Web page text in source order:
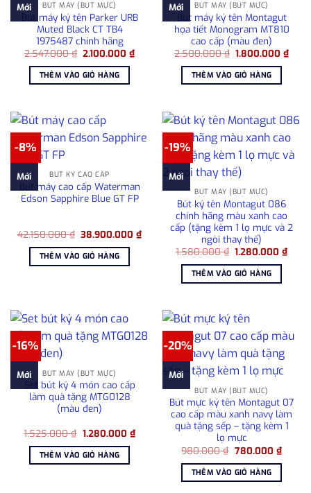
Mới BÚT MÁY (BÚT MỰC)
Bút máy ký tên Parker URB
Muted Black CT TB4
1975487 chính hãng
2.547.000₫ Giá
là:
2.547.000 ₫.
2.100.000₫Giá
hiện
2.100.000 ₫.
THÊM VÀO GIỎ HÀNG
Mới BÚT MÁY (BÚT MỰC)
Bút máy ký tên Montagut
họa tiết Monogram MT810
cao cấp (màu đen)
2.500.000₫ Giá
là:
2.500.000 ₫.
1.800.000₫Giá
hiện
THÊM VÀO GIỎ HÀNG
-8%
Mới BÚT KÝ CAO CẤP
Bút máy cao cấp Waterman
Edson Sapphire Blue GT FP
42.150.000₫ Giá
là:
42.150.000 ₫.
38.900.000₫Giá
38.900.000 ₫.
THÊM VÀO GIỎ HÀNG
-19%
Mới
BÚT MÁY (BÚT MỰC)
Bút ký tên Montagut 086
chính hãng màu xanh cao
cấp (tặng kèm 1 lọ mực và 2
ngòi thay thế)
1.580.000₫ Giá
là:
1.580.000 ₫.
1.280.000₫Giá
THÊM VÀO GIỎ HÀNG
-16%
Mới BÚT MÁY (BÚT MỰC)
Set bút ký 4 món cao cấp
làm quà tặng MTG0128
(màu đen)
1.525.000₫ Giá
là:
1.525.000 ₫.
1.280.000 ₫Giá
hiện
1.280.000 ₫.
THÊM VÀO GIỎ HÀNG
-20%
Mới
BÚT MÁY (BÚT MỰC)
Bút mực ký tên Montagut 07
cao cấp màu xanh navy làm
quà tặng sếp – tặng kèm 1
lọ mực
980.000₫ Giá
là:
980.000 ₫.
780.000 ₫Giá
hiện
THÊM VÀO GIỎ HÀNG